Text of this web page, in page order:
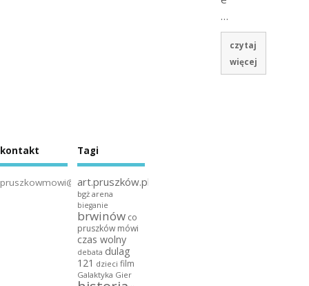
…
czytaj
więcej
kontakt
pruszkowmowi@gmail.com
Tagi
art.pruszków.pl
bgż arena
bieganie
brwinów co
pruszków mówi
czas wolny
debata dulag
121 dzieci film
Galaktyka Gier